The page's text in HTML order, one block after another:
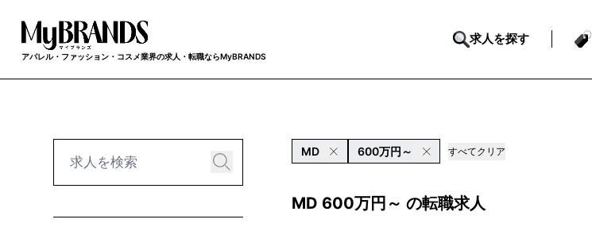
アパレル・ファッション・コスメ業界の求人・転職ならMyBRANDS
求人を探す
MD 600万円～ すべてクリア
MD 600万円～ の転職求人